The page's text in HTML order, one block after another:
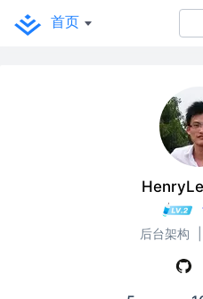
首页
后台架构